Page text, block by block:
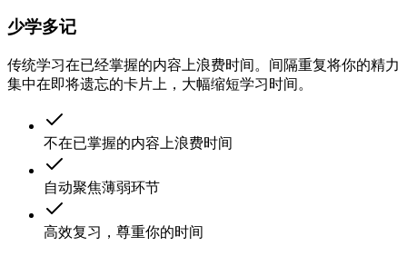
少学多记
传统学习在已经掌握的内容上浪费时间。间隔重复将你的精力
集中在即将遗忘的卡片上，大幅缩短学习时间。
不在已掌握的内容上浪费时间
自动聚焦薄弱环节
高效复习，尊重你的时间